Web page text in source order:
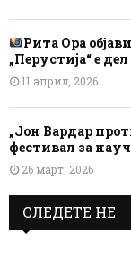
Рита Ора
„Перустија“ е
11 април, 2026
„Јон Вардар
фестивал за
26 март, 2026
СЛЕДЕТЕ НЕ